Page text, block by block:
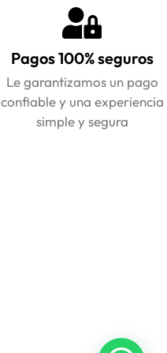
Pagos 100% seguros
Le garantizamos un pago
confiable y una experiencia
simple y segura